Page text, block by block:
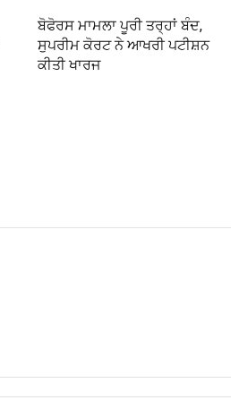
ਬੋਫੋਰਸ ਮਾਮਲਾ ਪੂਰੀ ਤਰ੍ਹਾਂ ਬੰਦ,
ਸੁਪਰੀਮ ਕੋਰਟ ਨੇ ਆਖਰੀ ਪਟੀਸ਼ਨ
ਕੀਤੀ ਖਾਰਜ